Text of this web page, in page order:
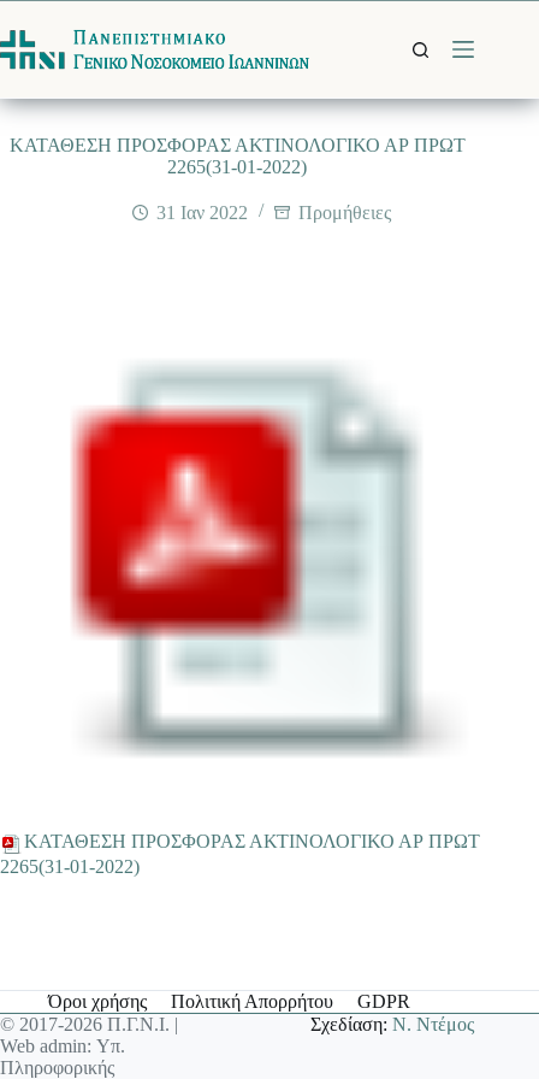
στο
περιεχόμενο
ΚΑΤΑΘΕΣΗ ΠΡΟΣΦΟΡΑΣ ΑΚΤΙΝΟΛΟΓΙΚΟ ΑΡ ΠΡΩΤ
2265(31-01-2022)
31 Ιαν 2022 Προμήθειες
ΚΑΤΑΘΕΣΗ ΠΡΟΣΦΟΡΑΣ ΑΚΤΙΝΟΛΟΓΙΚΟ ΑΡ ΠΡΩΤ
2265(31-01-2022)
Όροι χρήσης Πολιτική Απορρήτου
GDPR
© 2017-2026 Π.Γ.Ν.Ι. |
Web admin: Υπ.
Πληροφορικής
Σχεδίαση:Ν. Ντέμος